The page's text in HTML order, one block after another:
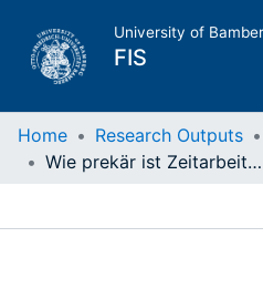
University of
FIS
Home
Home Research Outputs
Wie prekär ist Zeitarbeit? : eine Analyse mit dem Matching-Ansatz